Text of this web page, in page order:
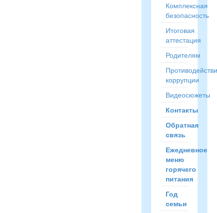
Комплексная
безопасность
Итоговая
аттестация
Родителям
коррупции
Видеосюжеты
Контакты
Обратная
связь
Ежедневное
меню
горячего
питания
Год
семьи